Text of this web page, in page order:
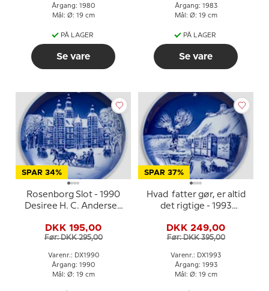
Årgang: 1980
Mål: Ø: 19 cm
PÅ LAGER
Se vare
Årgang: 1983
Mål: Ø: 19 cm
PÅ LAGER
Se vare
SPAR 34%
Rosenborg Slot - 1990
Desiree H. C. Andersen
DKK 195,00
Før: DKK 295,00
Varenr.: DX1990
Årgang: 1990
Mål: Ø: 19 cm
SPAR 37%
Hvad fatter gør, er altid
det rigtige - 1993
Juleplatte, kagetallerken
DKK 249,00
Før: DKK 395,00
Varenr.: DX1993
Årgang: 1993
Mål: Ø: 19 cm